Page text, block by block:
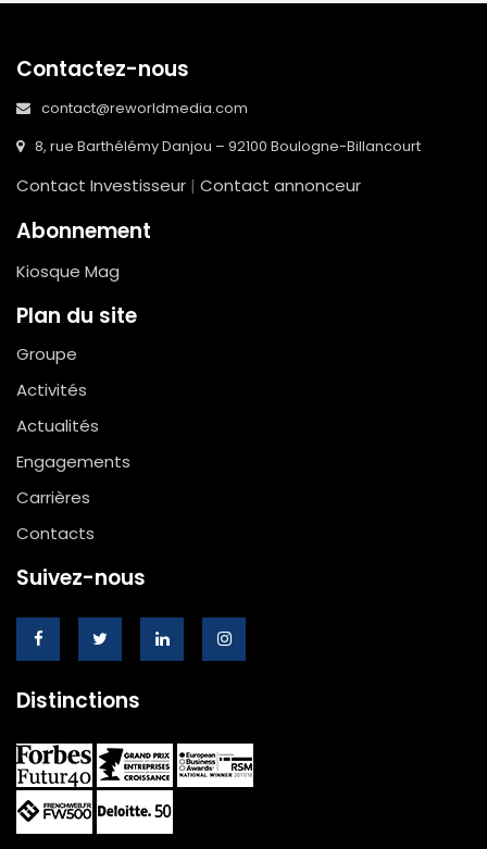
Contactez-nous
contact@reworldmedia.com
8, rue Barthélémy Danjou – 92100 Boulogne-Billancourt
Contact Investisseur | Contact annonceur
Abonnement
Kiosque Mag
Plan du site
Groupe
Activités
Actualités
Engagements
Carrières
Contacts
Suivez-nous
Distinctions